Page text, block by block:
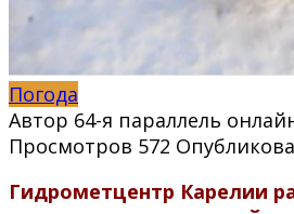
Погода
Автор 64-я параллель
Просмотров 572
Гидрометцентр Карелии